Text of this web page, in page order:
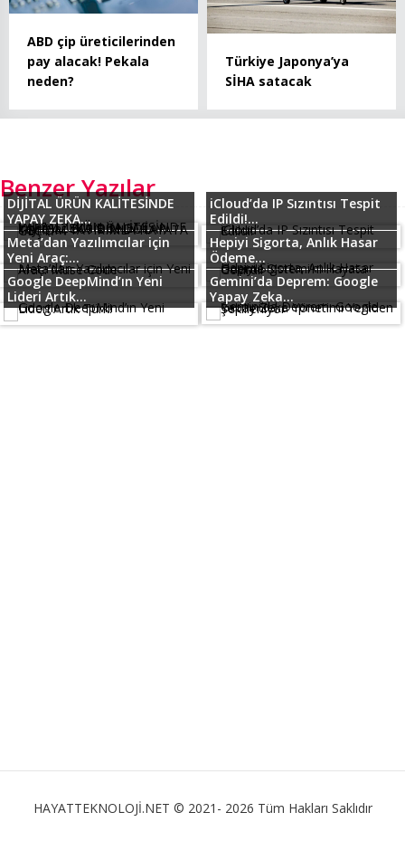
ABD çip üreticilerinden
pay alacak! Pekala
neden?
Türkiye Japonya’ya
SİHA satacak
Benzer Yazılar
DİJİTAL ÜRÜN KALİTESİNDE
YAPAY ZEKA...
iCloud’da IP Sızıntısı Tespit
Edildi!...
Meta’dan Yazılımcılar için
Yeni Araç:...
Hepiyi Sigorta, Anlık Hasar
Ödeme...
Google DeepMind’ın Yeni
Lideri Artık...
Gemini’da Deprem: Google
Yapay Zeka...
HAYATTEKNOLOJİ.NET © 2021- 2026 Tüm Hakları Saklıdır